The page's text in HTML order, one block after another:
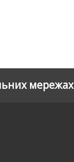
мережах